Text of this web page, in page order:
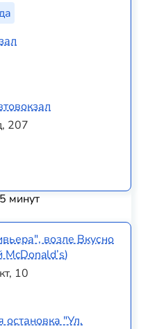
207
минут
возле Вкусно
10
остановка "Ул.